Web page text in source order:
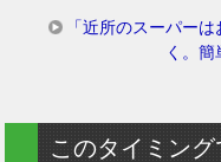
「近所のスーパー
く。
このタイミン